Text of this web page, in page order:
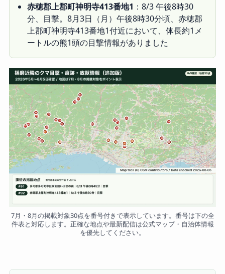
赤穂郡上郡町神明寺413番地1 ：8/3 午後8時30
分、目撃。8月3日（月）午後8時30分頃、赤穂郡
上郡町神明寺413番地1付近において、体長約1メ
ートルの熊1頭の目撃情報がありました
7月・8月の掲載対象30点を番号付きで表示しています。番号は下の全
件表と対応します。正確な地点や最新配信は公式マップ・自治体情報
を優先してください。